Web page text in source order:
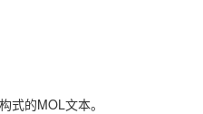
式的MOL文本。